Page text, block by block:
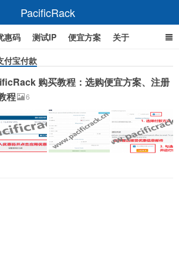
PacificRack
惠码 测试IP 便宜方案
关于
付宝付款
购买教程：选购便宜方案、注册
程
6